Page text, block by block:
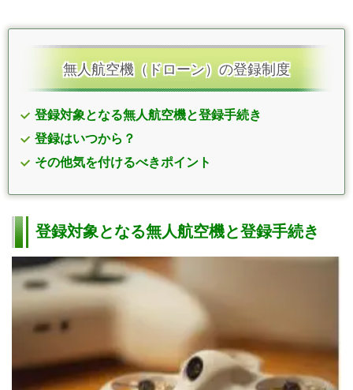
無人航空機（ドローン）の登録制度
登録対象となる無人航空機と登録手続き
登録はいつから？
その他気を付けるべきポイント
登録対象となる無人航空機と登録手続き